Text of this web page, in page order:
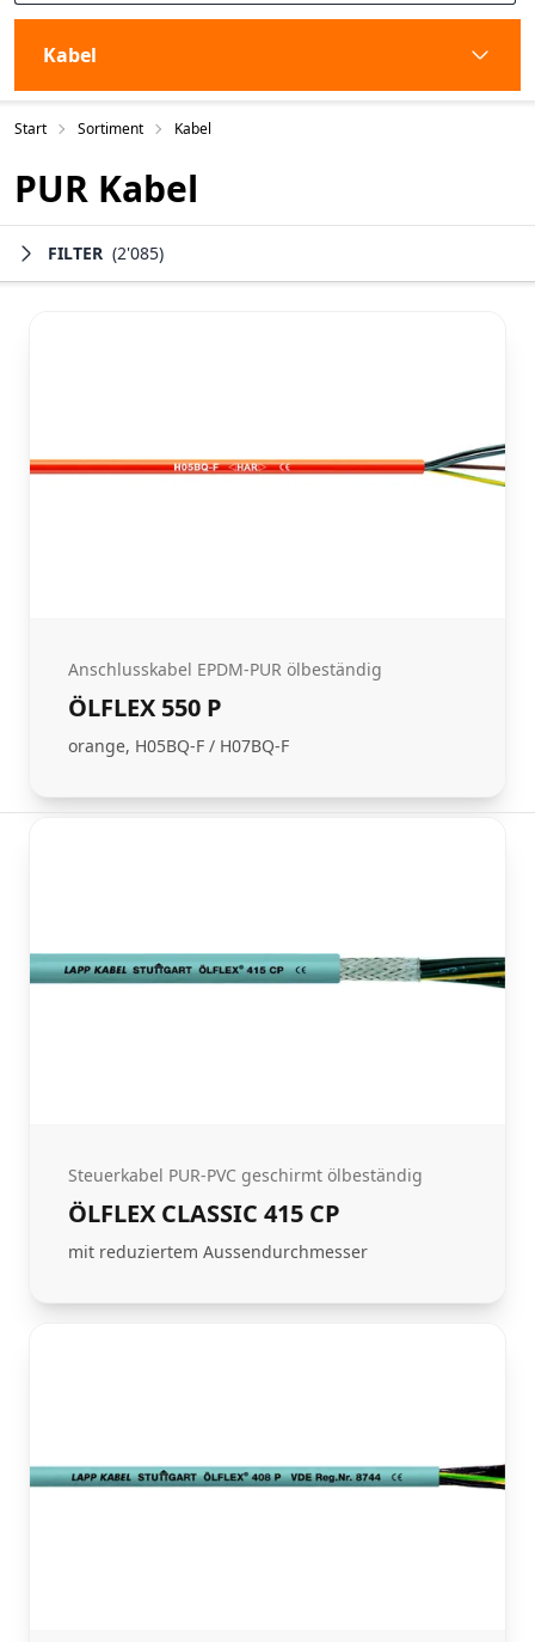
Kabel
Start Sortiment Kabel
PUR Kabel
FILTER (2'085)
Anschlusskabel EPDM-PUR ölbeständig
ÖLFLEX 550 P
orange, H05BQ-F / H07BQ-F
Steuerkabel PUR-PVC geschirmt ölbeständig
ÖLFLEX CLASSIC 415 CP
mit reduziertem Aussendurchmesser